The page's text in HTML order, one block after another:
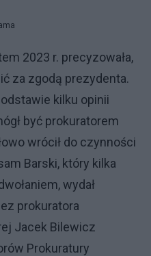
2023 r. precyzowała,
za zgodą prezydenta.
kilku opinii
być prokuratorem
wrócił do czynności
Barski, który kilka
wydał
prokuratora
Jacek Bilewicz
Prokuratury